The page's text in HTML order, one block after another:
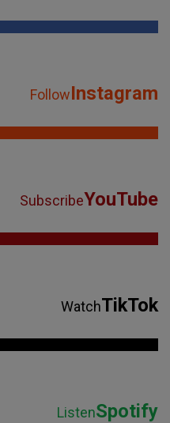
FollowInstagram
SubscribeYouTube
WatchTikTok
ListenSpotify